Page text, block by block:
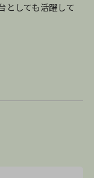
としても活躍して